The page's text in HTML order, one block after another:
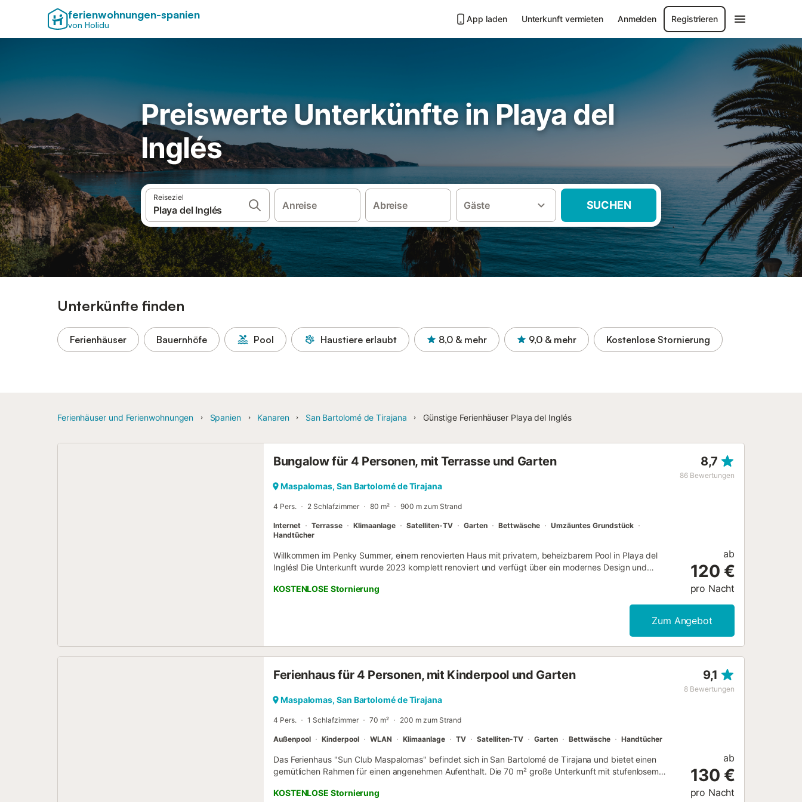
ferienwohnungen-spanien
von Holidu
App laden Unterkunft vermieten Anmelden Registrieren
Preiswerte Unterkünfte in Playa del
Inglés
Reiseziel
Anreise Abreise Gäste SUCHEN
Unterkünfte finden
Ferienhäuser Bauernhöfe Pool Haustiere erlaubt 8,0 & mehr 9,0 & mehr Kostenlose Stornierung
Ferienhäuser und Ferienwohnungen Spanien Kanaren San Bartolomé de Tirajana Günstige Ferienhäuser Playa del Inglés
Bungalow für 4 Personen, mit Terrasse und Garten 8,7
86 Bewertungen
Maspalomas, San Bartolomé de Tirajana
4 Pers. 2 Schlafzimmer 80 m² 900 m zum Strand
Internet Terrasse Klimaanlage Satelliten-TV Garten Bettwäsche
Umzäuntes Grundstück
Handtücher
Willkommen im Penky Summer, einem renovierten Haus mit privatem, beheizbarem Pool in Playa del
Inglés! Die Unterkunft wurde 2023 komplett renoviert und verfügt über ein modernes Design und
Unterkunft befindet sich in einer Wohnanlage mit Gemeinschaftspool und nur wenige Schritte vom
Einkaufszentrum Yumbo und dem Strand entfernt. Ein wunderschönes Paradies für Ihren Urlaub, in dem
Räume, internationale Kanäle, Netflix, Klimaanlage und unbegrenztes High-Speed-WLAN (300 MBit/s).
Das ebenerdige Haus ist aufgeteilt in: - Terrasse mit privatem Pool, 4 Sonnenliegen, Terrassenstühlen und
Sonnenstunden während des ganzen Tages zu genießen. - Wohn-Essbereich, der durch große
Wohnbereich verfügt über einen Smart-TV mit internationalen Kanälen (Spanien, Vereinigtes Königreich,
Zugang zu Netflix, HBO und Prime Vide...
KOSTENLOSE Stornierung
ab
120 €
pro Nacht
Zum Angebot
Ferienhaus für 4 Personen, mit Kinderpool und Garten 9,1
8 Bewertungen
Maspalomas, San Bartolomé de Tirajana
4 Pers. 1 Schlafzimmer 70 m² 200 m zum Strand
Außenpool Kinderpool WLAN Klimaanlage TV Satelliten-TV Garten Bettwäsche Handtücher
Das Ferienhaus "Sun Club Maspalomas" befindet sich in San Bartolomé de Tirajana und bietet einen
gemütlichen Rahmen für einen angenehmen Aufenthalt. Die 70 m² große Unterkunft mit stufenlosem
Badezimmer und bietet Platz für 4 Personen. Zu den Annehmlichkeiten vor Ort gehören Highspeed-
KOSTENLOSE Stornierung
ab
130 €
pro Nacht